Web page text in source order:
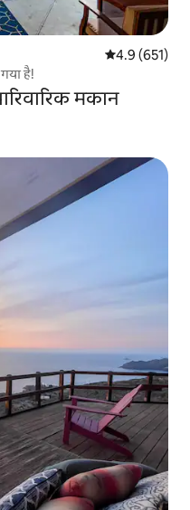
औसत रेटिंग 5 में
4.9 (651)
है!
मकान